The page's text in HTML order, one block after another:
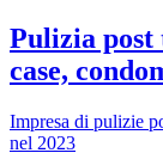
Pulizia
case,
Impresa di pulizie
nel 2023